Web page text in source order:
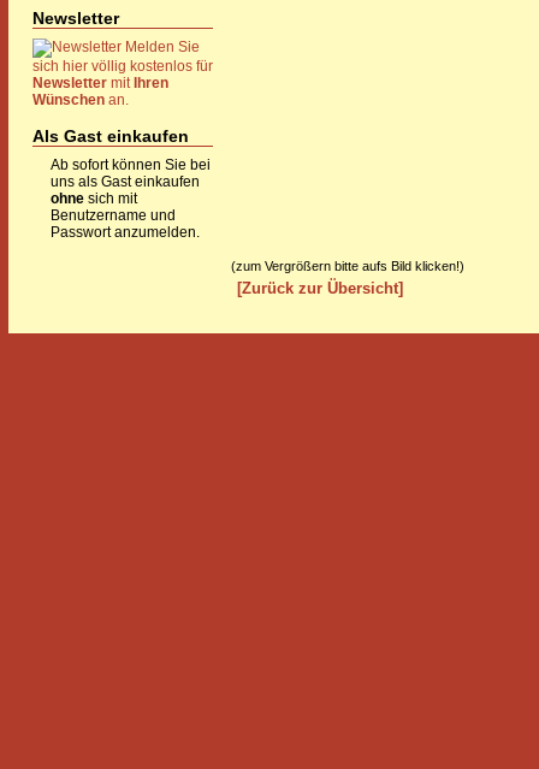
Newsletter
Melden Sie
sich hier völlig kostenlos für
Newsletter mit Ihren
Wünschen an.
Als Gast einkaufen
Ab sofort können Sie bei
uns als Gast einkaufen
ohne sich mit
Benutzername und
Passwort anzumelden.
(zum Vergrößern bitte aufs Bild klicken!)
[Zurück zur Übersicht]